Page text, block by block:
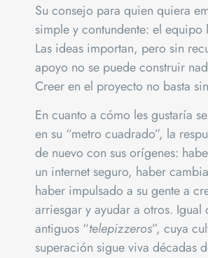
Su consejo para quien quiera
simple y contundente: el equipo
Las ideas importan, pero sin
apoyo no se puede construir
Creer en el proyecto no basta
En cuanto a cómo les gustaría
en su “metro cuadrado”, la
de nuevo con sus orígenes:
un internet seguro, haber
haber impulsado a su gente a
arriesgar y ayudar a otros. Igual
antiguos “telepizzeros”, cuya
superación sigue viva décadas